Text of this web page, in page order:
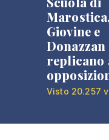
Giovine e
Donazzan
replicano
Visto 20.257